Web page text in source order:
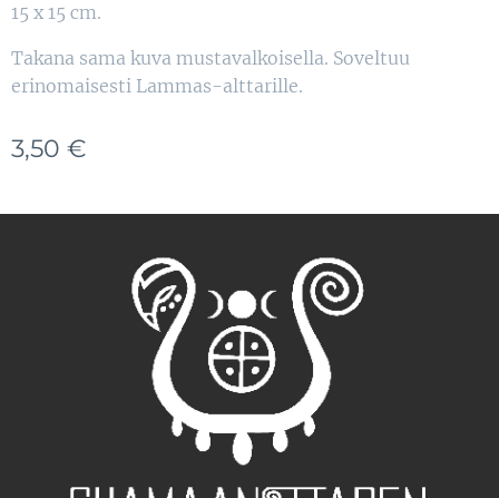
15 x 15 cm.
Takana sama kuva mustavalkoisella. Soveltuu
erinomaisesti Lammas-alttarille.
3,50 €